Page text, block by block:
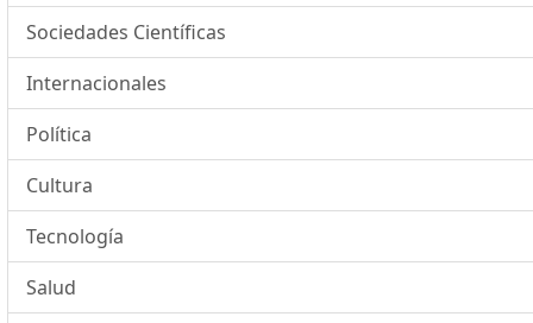
Sociedades Científicas
Internacionales
Política
Cultura
Tecnología
Salud